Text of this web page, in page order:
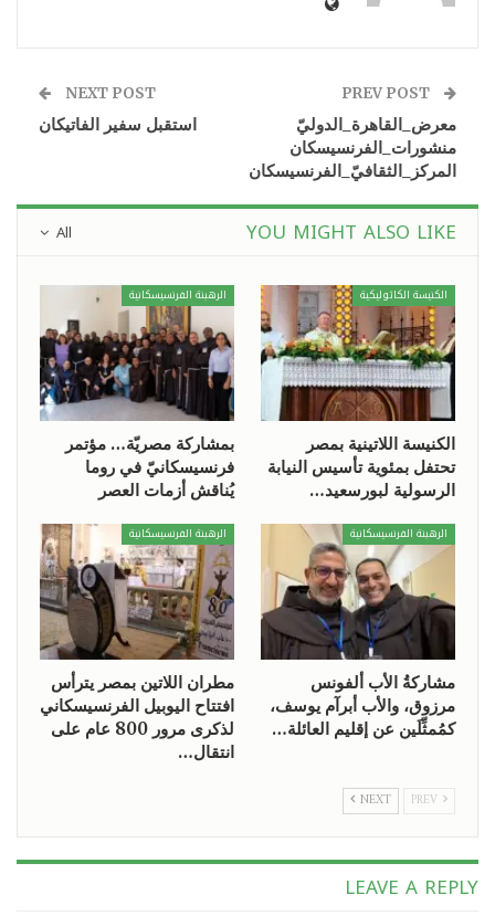
معرض_القاهرة_الدوليّ
منشورات_الفرنسيسكان
المركز_الثقافيّ_الفرنسيسكان
NEXT POST
استقبل سفير الفاتيكان
All YOU MIGHT ALSO LIKE
الكنيسة الكاثوليكية
الكنيسة اللاتينية بمصر
تحتفل بمئوية تأسيس النيابة
الرسولية لبورسعيد…
الرهبنة الفرنسيسكانية
بمشاركة مصريّة… مؤتمر
فرنسيسكانيّ في روما
يُناقش أزمات العصر
الرهبنة الفرنسيسكانية
مشاركةُ الأب ألفونس
مرزوق، والأب أبرآم يوسف،
كمُمثِّلَين عن إقليم العائلة…
الرهبنة الفرنسيسكانية
مطران اللاتين بمصر يترأس
افتتاح اليوبيل الفرنسيسكاني
لذكرى مرور 800 عام على
انتقال…
NEXT
LEAVE A REPLY